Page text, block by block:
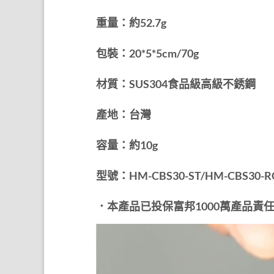
重量：約52.7g
包裝：20*5*5cm/70g
材質：SUS304食品級高級不銹鋼
產地：台灣
容量：約10g
型號：HM-CBS30-ST/HM-CBS30-
．本產品已投保富邦1000萬產品責